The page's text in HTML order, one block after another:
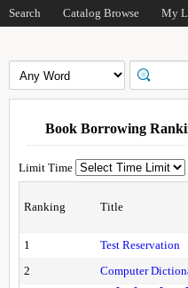
Search Catalog Browse My
Book Borrowing
Limit Time
Ranking Title
1
Test Reservation
2
Computer